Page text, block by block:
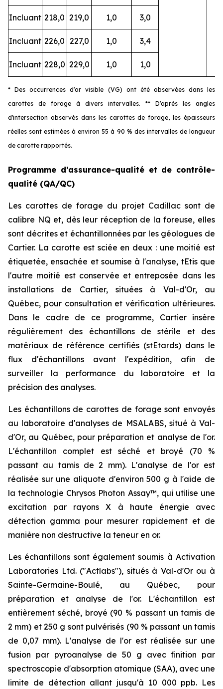
Incluant 218,0 219,0 1,0 3,0
Incluant 226,0 227,0 1,0 3,4
Incluant 228,0 229,0 1,0 1,0
* Des occurrences d'or visible (VG) ont été observées dans les
carottes de forage à divers intervalles. ** D'après les angles
d'intersection observés dans les carottes de forage, les épaisseurs
réelles sont estimées à environ 55 à 90 % des intervalles de longueur
de carotte rapportés.
Programme d’assurance-qualité et de contrôle-
qualité (QA/QC)
Les carottes de forage du projet Cadillac sont de
calibre NQ et, dès leur réception de la foreuse, elles
sont décrites et échantillonnées par les géologues de
Cartier. La carotte est sciée en deux : une moitié est
étiquetée, ensachée et soumise à l'analyse, tEtis que
l'autre moitié est conservée et entreposée dans les
installations de Cartier, situées à Val-d'Or, au
Québec, pour consultation et vérification ultérieures.
Dans le cadre de ce programme, Cartier insère
régulièrement des échantillons de stérile et des
matériaux de référence certifiés (stEtards) dans le
flux d'échantillons avant l'expédition, afin de
surveiller la performance du laboratoire et la
précision des analyses.
Les échantillons de carottes de forage sont envoyés
au laboratoire d'analyses de MSALABS, situé à Val-
d'Or, au Québec, pour préparation et analyse de l'or.
L'échantillon complet est séché et broyé (70 %
passant au tamis de 2 mm). L'analyse de l'or est
réalisée sur une aliquote d'environ 500 g à l'aide de
la technologie Chrysos Photon Assay™, qui utilise une
excitation par rayons X à haute énergie avec
détection gamma pour mesurer rapidement et de
manière non destructive la teneur en or.
Les échantillons sont également soumis à Activation
Laboratories Ltd. ("Actlabs"), situés à Val-d'Or ou à
Sainte-Germaine-Boulé, au Québec, pour
préparation et analyse de l'or. L'échantillon est
entièrement séché, broyé (90 % passant un tamis de
2 mm) et 250 g sont pulvérisés (90 % passant un tamis
de 0,07 mm). L'analyse de l'or est réalisée sur une
fusion par pyroanalyse de 50 g avec finition par
spectroscopie d'absorption atomique (SAA), avec une
limite de détection allant jusqu'à 10 000 ppb. Les